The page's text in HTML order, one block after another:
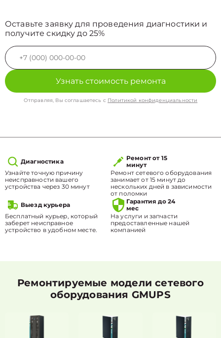
Оставьте заявку для проведения диагностики и
получите скидку до 25%
Узнать стоимость ремонта
Отправляя, Вы соглашаетесь с Политикой конфиденциальности
Диагностика
Узнайте точную причину
неисправности вашего
устройства через 30 минут
Ремонт от 15
минут
Ремонт сетевого оборудования
занимает от 15 минут до
нескольких дней в зависимости
от поломки
Выезд курьера
Бесплатный курьер, который
заберет неисправное
устройство в удобном месте.
Гарантия до 24
мес
На услуги и запчасти
предоставленные нашей
компанией
Ремонтируемые модели сетевого
оборудования GMUPS